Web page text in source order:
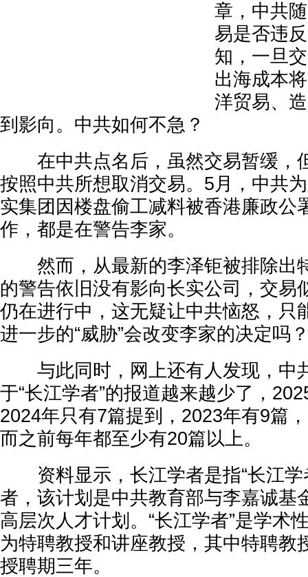
章，中共
易是否违
知，一旦
出海成本
洋贸易、
到影向。中共如何不急？
在中共点名后，虽然交易暂缓，
按照中共所想取消交易。5月，中共
实集团因楼盘偷工减料被香港廉政公
作，都是在警告李家。
然而，从最新的李泽钜被排除出
的警告依旧没有影向长实公司，交易
仍在进行中，这无疑让中共恼怒，只
进一步的“威胁”会改变李家的决定吗
与此同时，网上还有人发现，中
于“长江学者”的报道越来越少了，
2024年只有7篇提到，2023年有9篇
而之前每年都至少有20篇以上。
资料显示，长江学者是指“长江学
者，该计划是中共教育部与李嘉诚基
高层次人才计划。“长江学者”是学术
为特聘教授和讲座教授，其中特聘教
授聘期三年。